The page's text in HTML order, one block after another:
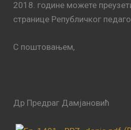
2018. године можете
странице Републичког
С поштовањем,
Др Предраг Дамјановић